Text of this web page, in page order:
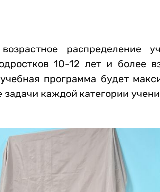
распределение
10-12 лет и более
программа будет
каждой категории